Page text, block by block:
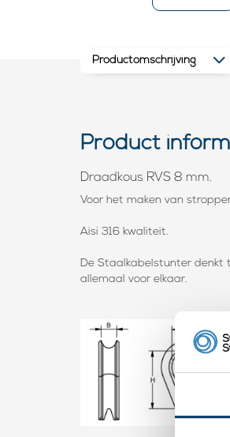
Productomschrijving
Product
Draadkous RVS 8 mm.
Voor het maken van
Aisi 316 kwaliteit.
De Staalkabelstunter denkt
allemaal voor elkaar.
B
D